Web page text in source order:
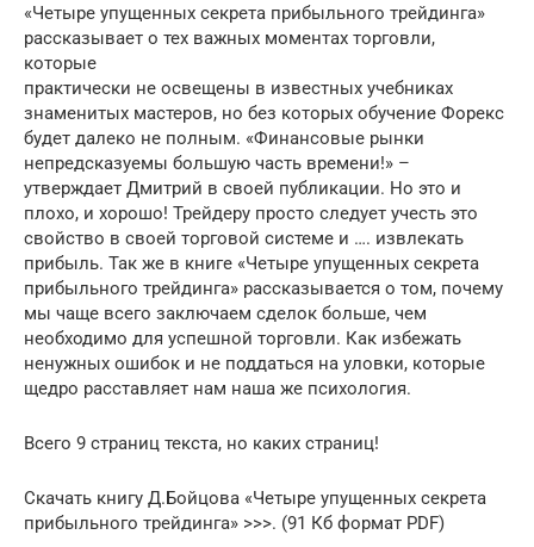
«Четыре упущенных секрета прибыльного трейдинга»
рассказывает о тех важных моментах торговли,
которые
практически не освещены в известных учебниках
знаменитых мастеров, но без которых обучение Форекс
будет далеко не полным. «Финансовые рынки
непредсказуемы большую часть времени!» –
утверждает Дмитрий в своей публикации. Но это и
плохо, и хорошо! Трейдеру просто следует учесть это
свойство в своей торговой системе и …. извлекать
прибыль. Так же в книге «Четыре упущенных секрета
прибыльного трейдинга» рассказывается о том, почему
мы чаще всего заключаем сделок больше, чем
необходимо для успешной торговли. Как избежать
ненужных ошибок и не поддаться на уловки, которые
щедро расставляет нам наша же психология.
Всего 9 страниц текста, но каких страниц!
Скачать книгу Д.Бойцова «Четыре упущенных секрета
прибыльного трейдинга» >>>. (91 Кб формат PDF)